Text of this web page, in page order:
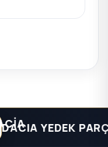
YEDEK PARÇA